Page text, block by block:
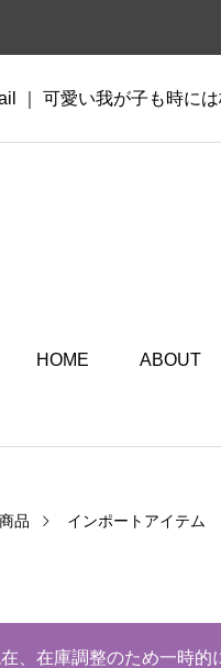
｜ 可愛い我が子も時には
HOME ABOUT
商品 インポートアイテム
、在庫調整のため一時的